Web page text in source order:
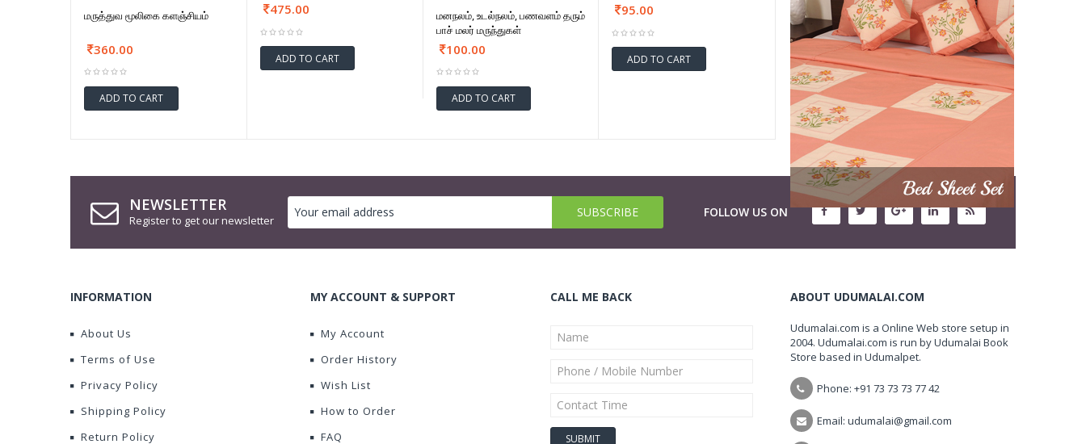
மருத்துவ மூலிகை களஞ்சியம்
360.00
ADD TO CART
475.00
ADD TO CART
மனநலம், உடல்நலம், பணவளம் தரும்
பாச் மலர் மருந்துகள்
100.00
ADD TO CART
95.00
ADD TO CART
NEWSLETTER
Register to get our newsletter
FOLLOW US ON
INFORMATION
About Us
Terms of Use
Privacy Policy
Shipping Policy
Return Policy
MY ACCOUNT & SUPPORT
My Account
Order History
Wish List
How to Order
FAQ
CALL ME BACK ABOUT UDUMALAI.COM
Udumalai.com is a Online Web store setup in
2004. Udumalai.com is run by Udumalai Book
Store based in Udumalpet.
Phone: +91 73 73 73 77 42
Email: udumalai@gmail.com